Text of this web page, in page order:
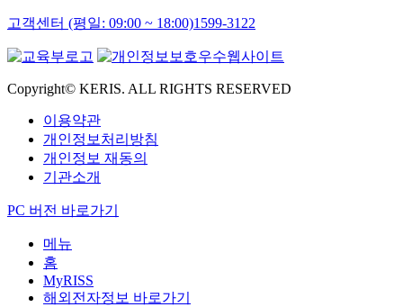
고객센터 (평일: 09:00 ~ 18:00)1599-3122
Copyright© KERIS. ALL RIGHTS RESERVED
이용약관
개인정보처리방침
개인정보 재동의
기관소개
PC 버전 바로가기
메뉴
홈
MyRISS
해외전자정보 바로가기